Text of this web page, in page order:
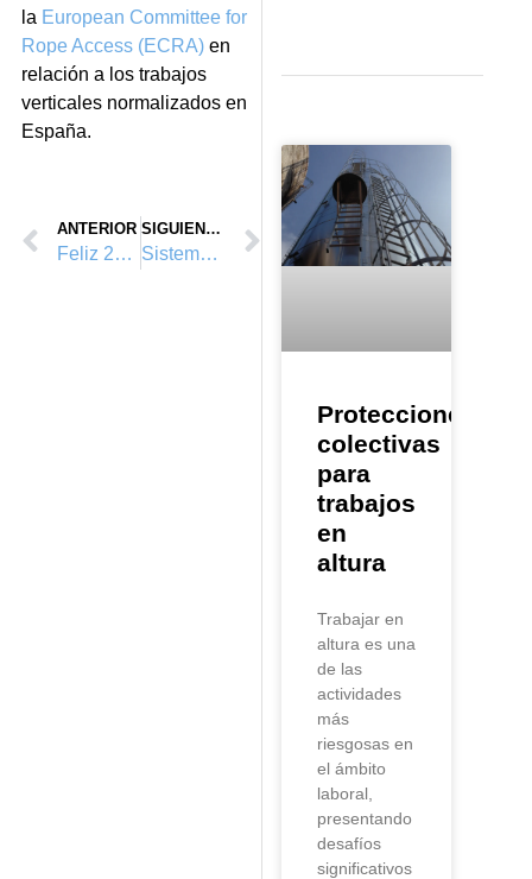
la European Committee for
Rope Access (ECRA) en
relación a los trabajos
verticales normalizados en
España.
ANTERIOR
Feliz 2015
SIGUIENTE
Sistemas anticaídas en escalas fijas: ¿Obligatorios?
Protecciones
colectivas
para
trabajos
en
altura
Trabajar en
altura es una
de las
actividades
más
riesgosas en
el ámbito
laboral,
presentando
desafíos
significativos